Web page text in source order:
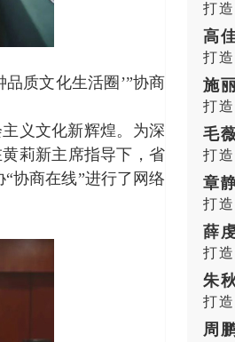
品质文化生活圈’”协商
义文化新辉煌。为深
莉新主席指导下，省
协商在线”进行了网络
打
高
打
施
打
毛
打
章
打
薛
打
朱
打
周